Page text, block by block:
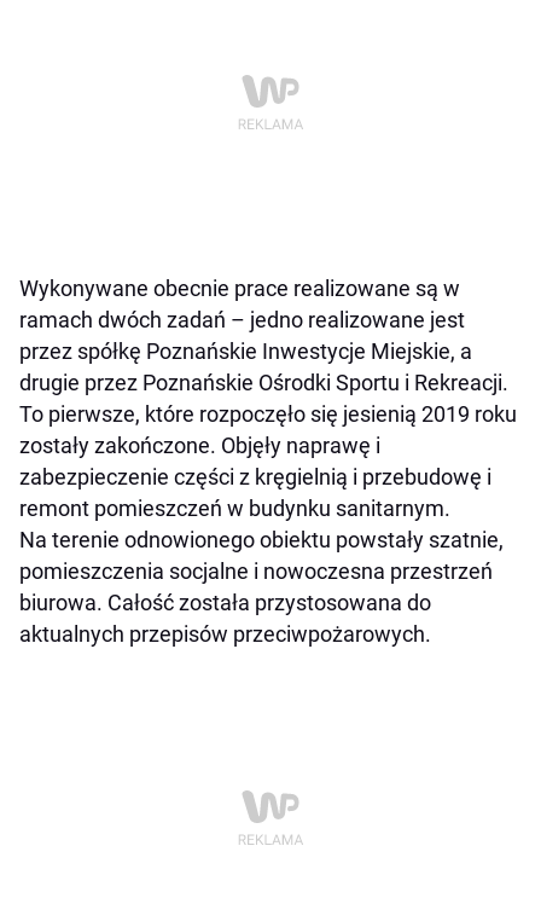
Wykonywane obecnie prace realizowane są w
ramach dwóch zadań – jedno realizowane jest
przez spółkę Poznańskie Inwestycje Miejskie, a
drugie przez Poznańskie Ośrodki Sportu i Rekreacji.
To pierwsze, które rozpoczęło się jesienią 2019 roku
zostały zakończone. Objęły naprawę i
zabezpieczenie części z kręgielnią i przebudowę i
remont pomieszczeń w budynku sanitarnym.
Na terenie odnowionego obiektu powstały szatnie,
pomieszczenia socjalne i nowoczesna przestrzeń
biurowa. Całość została przystosowana do
aktualnych przepisów przeciwpożarowych.